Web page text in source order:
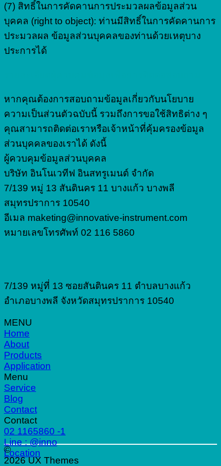
(7) สิทธิ์ในการคัดคานการประมวลผลข้อมูลส่วน
บุคคล (right to object): ท่านมีสิทธิ์ในการคัดคานการ
ประมวลผล ข้อมูลส่วนบุคคลของท่านด้วยเหตุบาง
ประการได้
หากคุณต้องการสอบถามข้อมูลเกี่ยวกับนโยบาย
ความเป็นส่วนตัวฉบับนี้ รวมถึงการขอใช้สิทธิต่าง ๆ
คุณสามารถติดต่อเราหรือเจ้าหน้าที่คุ้มครองข้อมูล
ส่วนบุคคลของเราได้ ดังนี้
ผู้ควบคุมข้อมูลส่วนบุคคล
บริษัท อินโนเวทีฟ อินสทรูเมนต์ จำกัด
7/139 หมู่ 13 สันตินคร 11 บางแก้ว บางพลี
สมุทรปราการ 10540
อีเมล maketing@innovative-instrument.com
หมายเลขโทรศัพท์ 02 116 5860
7/139 หมู่ที่ 13 ซอยสันตินคร 11 ตำบลบางแก้ว
อำเภอบางพลี จังหวัดสมุทรปราการ 10540
MENU
Home
About
Products
Application
Menu
Service
Blog
Contact
Contact
02 1165860 -1
Line : @inno
Location
©
2026 UX Themes